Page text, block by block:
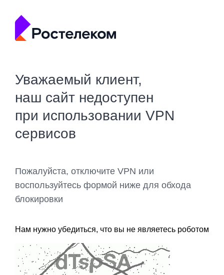
Уважаемый клиент,
наш сайт недоступен
при использовании VPN
сервисов
Пожалуйста, отключите VPN или
воспользуйтесь формой ниже для обхода
блокировки
Нам нужно убедиться, что вы не являетесь роботом